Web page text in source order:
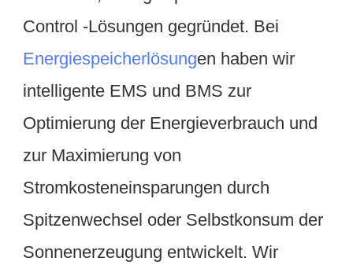
Energiespeicherlösungen haben wir
intelligente EMS und BMS zur
Optimierung der Energieverbrauch und
zur Maximierung von
Stromkosteneinsparungen durch
Spitzenwechsel oder Selbstkonsum der
Sonnenerzeugung entwickelt. Wir